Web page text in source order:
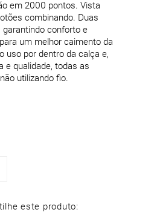
em 2000 pontos. Vista
combinando. Duas
conforto e
um melhor caimento da
uso por dentro da calça e,
e qualidade, todas as
este produto: